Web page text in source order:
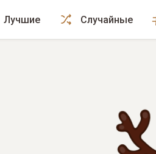
Лучшие Случайные